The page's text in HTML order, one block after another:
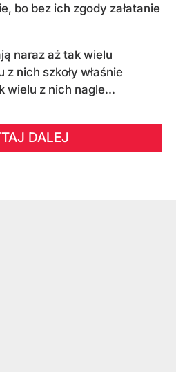
bo bez ich zgody załatanie
naraz aż tak wielu
nich szkoły właśnie
wielu z nich nagle...
DALEJ